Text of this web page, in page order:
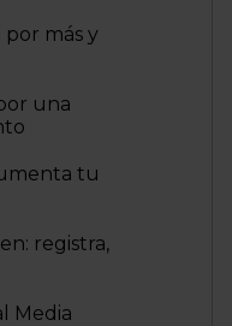
por más y
una
tu
registra,
Media